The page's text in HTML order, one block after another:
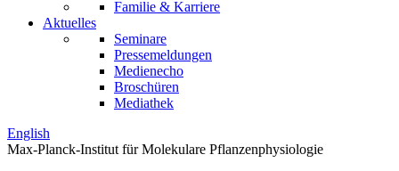
Familie & Karriere
Aktuelles
Seminare
Pressemeldungen
Medienecho
Broschüren
Mediathek
English
Max-Planck-Institut für Molekulare Pflanzenphysiologie